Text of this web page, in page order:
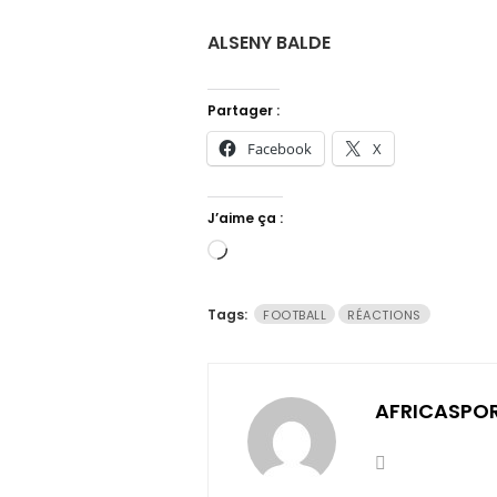
ALSENY BALDE
Partager :
Facebook X
J’aime ça :
Chargement…
Tags: FOOTBALL RÉACTIONS